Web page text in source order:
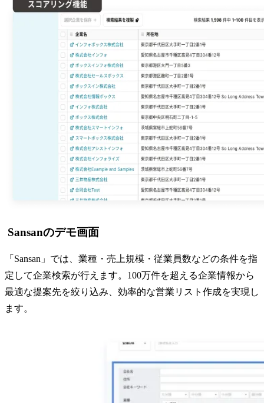
Sansanのデモ画面
「Sansan」では、業種・売上規模・従業員数などの条件を指
定して企業検索が行えます。100万件を超える企業情報から
最適な提案先を絞り込み、効率的な営業リスト作成を実現し
ます。